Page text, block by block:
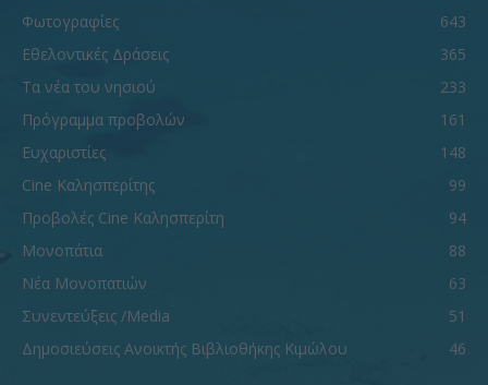
Φωτογραφίες
643
Εθελοντικές Δράσεις
365
Τα νέα του νησιού
233
Πρόγραμμα προβολών
161
Ευχαριστίες
148
Cine Καλησπερίτης
99
Προβολές Cine Καλησπερίτη
94
Μονοπάτια
88
Νέα Μονοπατιών
63
Συνεντεύξεις /Media
51
Δημοσιεύσεις Ανοικτής Βιβλιοθήκης Κιμώλου
46